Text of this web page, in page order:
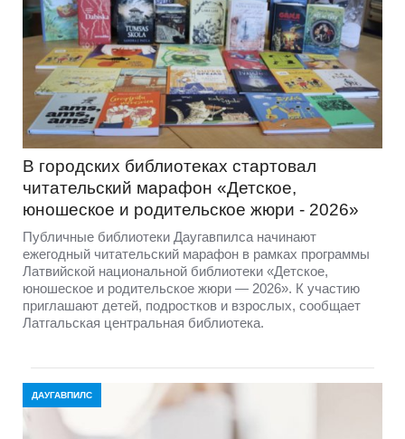
В городских библиотеках стартовал
читательский марафон «Детское,
юношеское и родительское жюри - 2026»
Публичные библиотеки Даугавпилса начинают
ежегодный читательский марафон в рамках программы
Латвийской национальной библиотеки «Детское,
юношеское и родительское жюри — 2026». К участию
приглашают детей, подростков и взрослых, сообщает
Латгальская центральная библиотека.
ДАУГАВПИЛС